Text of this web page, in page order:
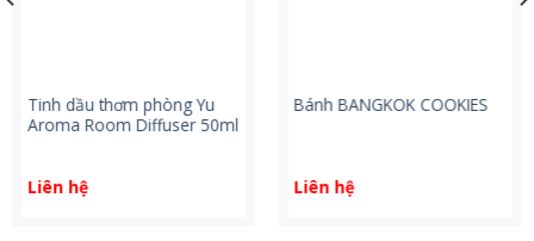
Tinh dầu thơm phòng Yu
Aroma Room Diffuser 50ml
Liên hệ
Bánh BANGKOK COOKIES
Liên hệ